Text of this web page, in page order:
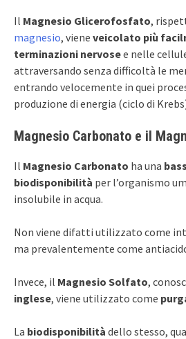
Il Magnesio Glicerofosfato,
magnesio, viene veicolato più
terminazioni nervosee nelle
attraversando senza difficoltà le
entrando velocemente in quei
produzione di energia (ciclo di
Magnesio Carbonato e il
Il Magnesio Carbonato ha una
biodisponibilità per l’organismo
insolubile in acqua.
Non viene difatti utilizzato come
ma prevalentemente come
Invece, il Magnesio Solfato,
inglese, viene utilizzato come
La biodisponibilità dello stesso,